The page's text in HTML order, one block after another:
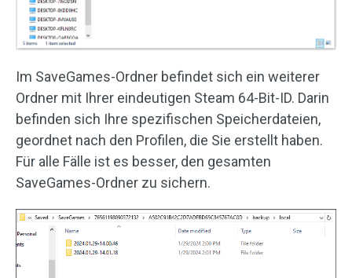
Im SaveGames-Ordner befindet sich ein weiterer
Ordner mit Ihrer eindeutigen Steam 64-Bit-ID. Darin
befinden sich Ihre spezifischen Speicherdateien,
geordnet nach den Profilen, die Sie erstellt haben.
Für alle Fälle ist es besser, den gesamten
SaveGames-Ordner zu sichern.